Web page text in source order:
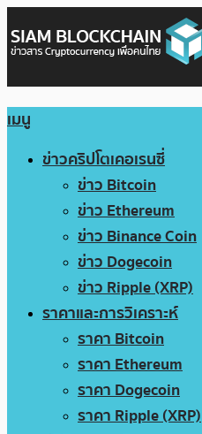
เมนู
ข่าวคริปโตเคอเรนซี่
ข่าว Bitcoin
ข่าว Ethereum
ข่าว Binance Coin
ข่าว Dogecoin
ข่าว Ripple (XRP)
ราคาและการวิเคราะห์
ราคา Bitcoin
ราคา Ethereum
ราคา Dogecoin
ราคา Ripple (XRP)